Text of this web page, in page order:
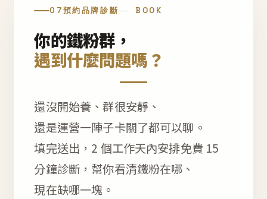
07預約品牌診斷 BOOK
你的鐵粉群，
遇到什麼問題嗎？
還沒開始養、群很安靜、
還是運營一陣子卡關了都可以聊。
填完送出，2 個工作天內安排免費 15
分鐘診斷，幫你看清鐵粉在哪、
現在缺哪一塊。